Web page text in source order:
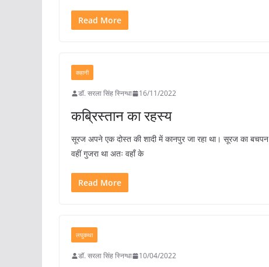
Read More
कहानी
डॉ. सरला सिंह स्निग्धा 16/11/2022
कब्रिस्तान का रहस्य
सूरज अपने एक दोस्त की शादी में कानपुर जा रहा था। सूरज का बचपन
वहीं गुजरा था अतः वहाँ के
Read More
लघुकथा
डॉ. सरला सिंह स्निग्धा 10/04/2022